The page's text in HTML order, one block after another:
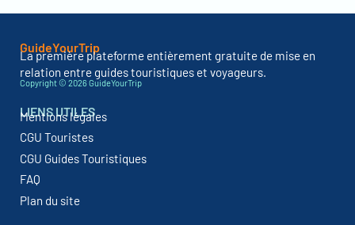
GuideYourTrip
La première plateforme entièrement gratuite de mise en
relation entre guides touristiques et voyageurs.
Copyright © 2026 GuideYourTrip
LIENS UTILES
Mentions légales
CGU Touristes
CGU Guides Touristiques
FAQ
Plan du site